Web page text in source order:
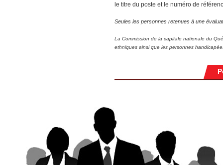
le titre du poste et le numéro de
Seules les personnes retenues à une
La Commission de la capitale nationale du
ethniques ainsi que les personnes